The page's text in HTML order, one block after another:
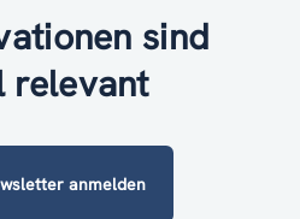
sind
relevant
anmelden